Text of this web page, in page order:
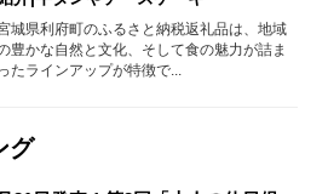
城県利府町のふるさと納税返礼品は、地域
豊かな自然と文化、そして食の魅力が詰ま
ったラインアップが特徴で...
グ